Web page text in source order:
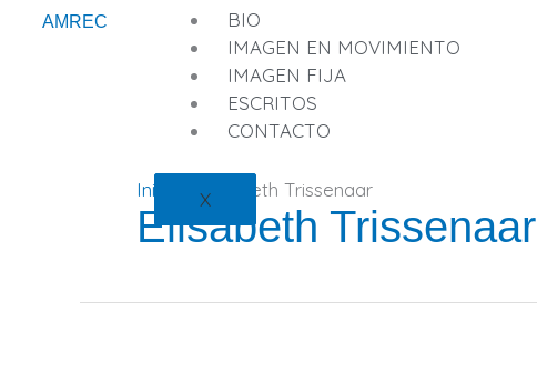
AMREC
BIO
IMAGEN EN MOVIMIENTO
IMAGEN FIJA
ESCRITOS
CONTACTO
X
Inicio Elisabeth Trissenaar
Elisabeth Trissenaar